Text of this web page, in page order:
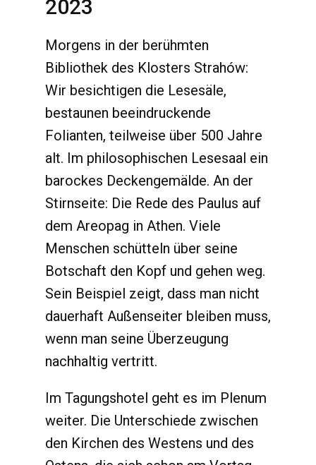
2023
Morgens in der berühmten
Bibliothek des Klosters Strahów:
Wir besichtigen die Lesesäle,
bestaunen beeindruckende
Folianten, teilweise über 500 Jahre
alt. Im philosophischen Lesesaal ein
barockes Deckengemälde. An der
Stirnseite: Die Rede des Paulus auf
dem Areopag in Athen. Viele
Menschen schütteln über seine
Botschaft den Kopf und gehen weg.
Sein Beispiel zeigt, dass man nicht
dauerhaft Außenseiter bleiben muss,
wenn man seine Überzeugung
nachhaltig vertritt.
Im Tagungshotel geht es im Plenum
weiter. Die Unterschiede zwischen
den Kirchen des Westens und des